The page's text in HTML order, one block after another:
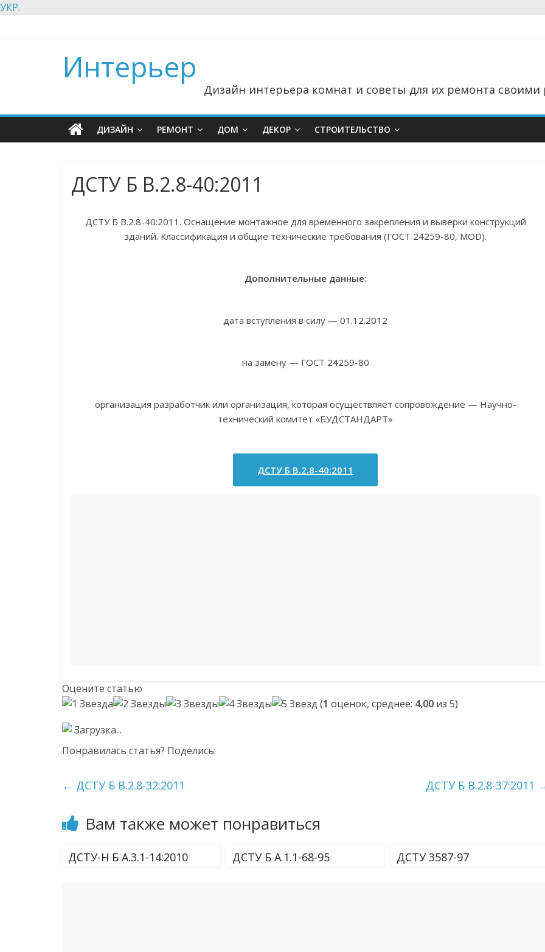
УКР.
Интерьер
Дизайн интерьера комнат и советы для их ремонта
ДИЗАЙН РЕМОНТ ДОМ ДЕКОР СТРОИТЕЛЬСТВО
ДСТУ Б В.2.8-40:2011
ДСТУ Б В.2.8-40:2011. Оснащение монтажное для временного закрепления и выверки конструкций
зданий. Классификация и общие технические требования (ГОСТ 24259-80, MOD).
Дополнительные данные:
дата вступления в силу — 01.12.2012
на замену — ГОСТ 24259-80
организация разработчик или организация, которая осуществляет сопровождение — Научно-
технический комитет «БУДСТАНДАРТ»
ДСТУ Б В.2.8-40:2011
Оцените статью
(1 оценок, среднее: 4,00 из 5)
Загрузка...
Понравилась статья? Поделись:
← ДСТУ Б В.2.8-32:2011 ДСТУ Б В.2.8-37:2011
Вам также может понравиться
ДСТУ-Н Б А.3.1-14:2010 ДСТУ Б А.1.1-68-95 ДСТУ 3587-97